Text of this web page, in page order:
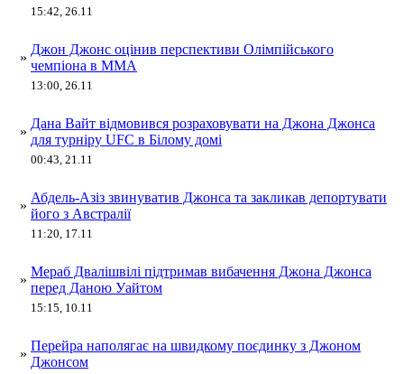
15:42, 26.11
»
Джон Джонс оцінив перспективи Олімпійського
чемпіона в MMA
13:00, 26.11
»
Дана Вайт відмовився розраховувати на Джона Джонса
для турніру UFC в Білому домі
00:43, 21.11
»
Абдель-Азіз звинуватив Джонса та закликав депортувати
його з Австралії
11:20, 17.11
»
Мераб Двалішвілі підтримав вибачення Джона Джонса
перед Даною Уайтом
15:15, 10.11
»
Перейра наполягає на швидкому поєдинку з Джоном
Джонсом